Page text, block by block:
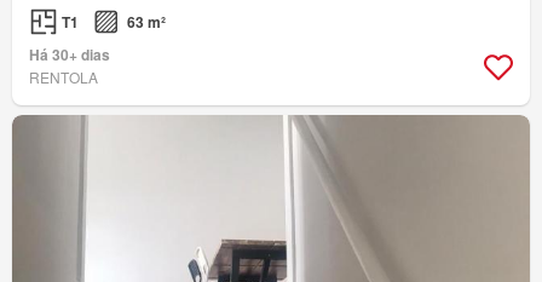
T1
63 m²
Há 30+ dias
RENTOLA